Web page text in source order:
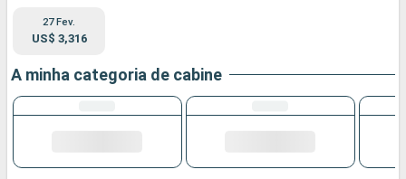
27 Fev.
US$ 3,316
A minha categoria de cabine